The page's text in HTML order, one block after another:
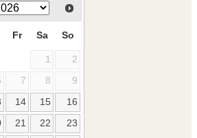
Fr Sa So
1
2
7 8
9
14 15
16
21 22
23